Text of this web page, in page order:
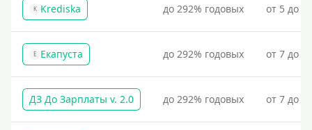
K Krediska до 292% годовых от 5 до
Е Екапуста до 292% годовых от 7 до
ДЗ До Зарплаты v. 2.0 до 292% годовых от 7 до